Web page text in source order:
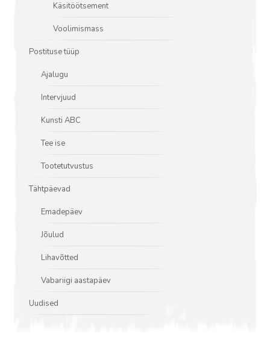
Käsitöötsement
Voolimismass
Postituse tüüp
Ajalugu
Intervjuud
Kunsti ABC
Tee ise
Tootetutvustus
Tähtpäevad
Emadepäev
Jõulud
Lihavõtted
Vabariigi aastapäev
Uudised